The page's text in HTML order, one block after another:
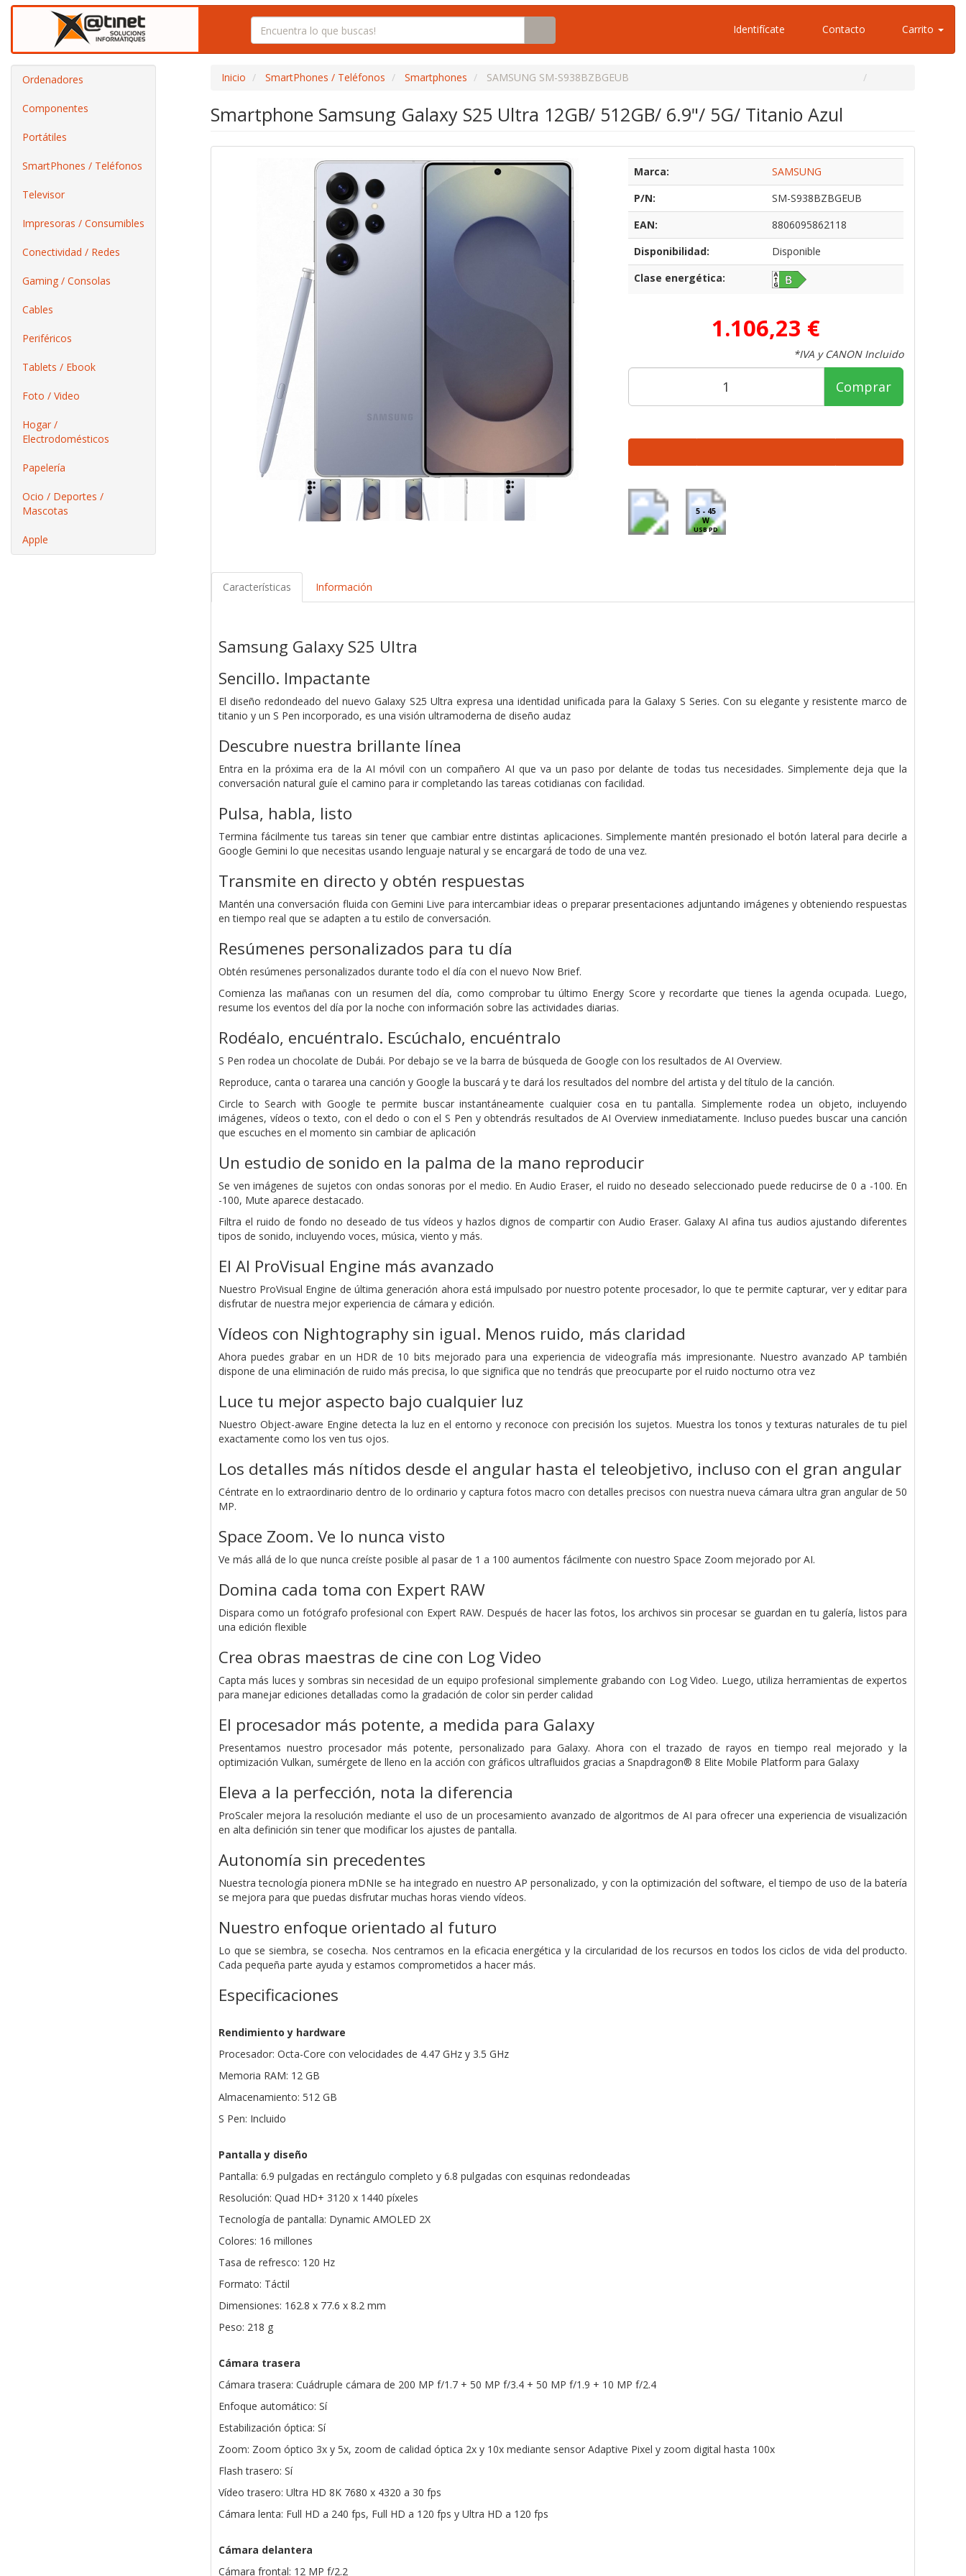
Identifícate Contacto Carrito
Ordenadores
Componentes
Portátiles
SmartPhones / Teléfonos
Televisor
Impresoras / Consumibles
Conectividad / Redes
Gaming / Consolas
Cables
Periféricos
Tablets / Ebook
Foto / Video
Hogar /
Electrodomésticos
Papelería
Ocio / Deportes /
Mascotas
Apple
Inicio SmartPhones / Teléfonos Smartphones SAMSUNG SM-S938BZBGEUB
Smartphone Samsung Galaxy S25 Ultra 12GB/ 512GB/ 6.9"/ 5G/ Titanio Azul
Marca:
SAMSUNG
P/N:
SM-S938BZBGEUB
EAN:
8806095862118
Disponibilidad:
Disponible
Clase energética:
1.106,23 €
*IVA y CANON Incluido
Comprar
5 - 45
W
USB PD
Características Información
Samsung Galaxy S25 Ultra
Sencillo. Impactante
El diseño redondeado del nuevo Galaxy S25 Ultra expresa una identidad unificada para la Galaxy S Series. Con su elegante y resistente marco de
titanio y un S Pen incorporado, es una visión ultramoderna de diseño audaz
Descubre nuestra brillante línea
Entra en la próxima era de la AI móvil con un compañero AI que va un paso por delante de todas tus necesidades. Simplemente deja que la
conversación natural guíe el camino para ir completando las tareas cotidianas con facilidad.
Pulsa, habla, listo
Termina fácilmente tus tareas sin tener que cambiar entre distintas aplicaciones. Simplemente mantén presionado el botón lateral para decirle a
Google Gemini lo que necesitas usando lenguaje natural y se encargará de todo de una vez.
Transmite en directo y obtén respuestas
Mantén una conversación fluida con Gemini Live para intercambiar ideas o preparar presentaciones adjuntando imágenes y obteniendo respuestas
en tiempo real que se adapten a tu estilo de conversación.
Resúmenes personalizados para tu día
Obtén resúmenes personalizados durante todo el día con el nuevo Now Brief.
Comienza las mañanas con un resumen del día, como comprobar tu último Energy Score y recordarte que tienes la agenda ocupada. Luego,
resume los eventos del día por la noche con información sobre las actividades diarias.
Rodéalo, encuéntralo. Escúchalo, encuéntralo
S Pen rodea un chocolate de Dubái. Por debajo se ve la barra de búsqueda de Google con los resultados de AI Overview.
Reproduce, canta o tararea una canción y Google la buscará y te dará los resultados del nombre del artista y del título de la canción.
Circle to Search with Google te permite buscar instantáneamente cualquier cosa en tu pantalla. Simplemente rodea un objeto, incluyendo
imágenes, vídeos o texto, con el dedo o con el S Pen y obtendrás resultados de AI Overview inmediatamente. Incluso puedes buscar una canción
que escuches en el momento sin cambiar de aplicación
Un estudio de sonido en la palma de la mano reproducir
Se ven imágenes de sujetos con ondas sonoras por el medio. En Audio Eraser, el ruido no deseado seleccionado puede reducirse de 0 a -100. En
-100, Mute aparece destacado.
Filtra el ruido de fondo no deseado de tus vídeos y hazlos dignos de compartir con Audio Eraser. Galaxy AI afina tus audios ajustando diferentes
tipos de sonido, incluyendo voces, música, viento y más.
El AI ProVisual Engine más avanzado
Nuestro ProVisual Engine de última generación ahora está impulsado por nuestro potente procesador, lo que te permite capturar, ver y editar para
disfrutar de nuestra mejor experiencia de cámara y edición.
Vídeos con Nightography sin igual. Menos ruido, más claridad
Ahora puedes grabar en un HDR de 10 bits mejorado para una experiencia de videografía más impresionante. Nuestro avanzado AP también
dispone de una eliminación de ruido más precisa, lo que significa que no tendrás que preocuparte por el ruido nocturno otra vez
Luce tu mejor aspecto bajo cualquier luz
Nuestro Object-aware Engine detecta la luz en el entorno y reconoce con precisión los sujetos. Muestra los tonos y texturas naturales de tu piel
exactamente como los ven tus ojos.
Los detalles más nítidos desde el angular hasta el teleobjetivo, incluso con el gran angular
Céntrate en lo extraordinario dentro de lo ordinario y captura fotos macro con detalles precisos con nuestra nueva cámara ultra gran angular de 50
MP.
Space Zoom. Ve lo nunca visto
Ve más allá de lo que nunca creíste posible al pasar de 1 a 100 aumentos fácilmente con nuestro Space Zoom mejorado por AI.
Domina cada toma con Expert RAW
Dispara como un fotógrafo profesional con Expert RAW. Después de hacer las fotos, los archivos sin procesar se guardan en tu galería, listos para
una edición flexible
Crea obras maestras de cine con Log Video
Capta más luces y sombras sin necesidad de un equipo profesional simplemente grabando con Log Video. Luego, utiliza herramientas de expertos
para manejar ediciones detalladas como la gradación de color sin perder calidad
El procesador más potente, a medida para Galaxy
Presentamos nuestro procesador más potente, personalizado para Galaxy. Ahora con el trazado de rayos en tiempo real mejorado y la
optimización Vulkan, sumérgete de lleno en la acción con gráficos ultrafluidos gracias a Snapdragon® 8 Elite Mobile Platform para Galaxy
Eleva a la perfección, nota la diferencia
ProScaler mejora la resolución mediante el uso de un procesamiento avanzado de algoritmos de AI para ofrecer una experiencia de visualización
en alta definición sin tener que modificar los ajustes de pantalla.
Autonomía sin precedentes
Nuestra tecnología pionera mDNIe se ha integrado en nuestro AP personalizado, y con la optimización del software, el tiempo de uso de la batería
se mejora para que puedas disfrutar muchas horas viendo vídeos.
Nuestro enfoque orientado al futuro
Lo que se siembra, se cosecha. Nos centramos en la eficacia energética y la circularidad de los recursos en todos los ciclos de vida del producto.
Cada pequeña parte ayuda y estamos comprometidos a hacer más.
Especificaciones
Rendimiento y hardware
Procesador: Octa-Core con velocidades de 4.47 GHz y 3.5 GHz
Memoria RAM: 12 GB
Almacenamiento: 512 GB
S Pen: Incluido
Pantalla y diseño
Pantalla: 6.9 pulgadas en rectángulo completo y 6.8 pulgadas con esquinas redondeadas
Resolución: Quad HD+ 3120 x 1440 píxeles
Tecnología de pantalla: Dynamic AMOLED 2X
Colores: 16 millones
Tasa de refresco: 120 Hz
Formato: Táctil
Dimensiones: 162.8 x 77.6 x 8.2 mm
Peso: 218 g
Cámara trasera
Cámara trasera: Cuádruple cámara de 200 MP f/1.7 + 50 MP f/3.4 + 50 MP f/1.9 + 10 MP f/2.4
Enfoque automático: Sí
Estabilización óptica: Sí
Zoom: Zoom óptico 3x y 5x, zoom de calidad óptica 2x y 10x mediante sensor Adaptive Pixel y zoom digital hasta 100x
Flash trasero: Sí
Vídeo trasero: Ultra HD 8K 7680 x 4320 a 30 fps
Cámara lenta: Full HD a 240 fps, Full HD a 120 fps y Ultra HD a 120 fps
Cámara delantera
Cámara frontal: 12 MP f/2.2